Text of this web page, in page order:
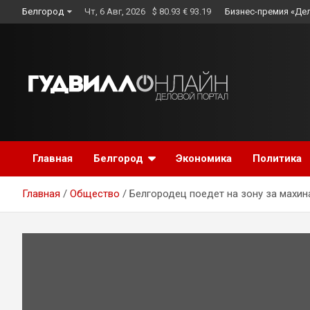
to
Белгород Чт, 6 Авг, 2026 $ 80.93 € 93.19 Бизнес-премия
Главная Белгород Экономика Политика
Главная Общество Белгородец поедет на зону за